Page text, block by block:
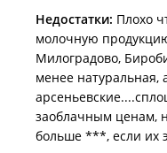
Недостатки: Плохо
молочную
Милоградово,
менее натуральная,
заоблачным ценам,
больше ***, если их